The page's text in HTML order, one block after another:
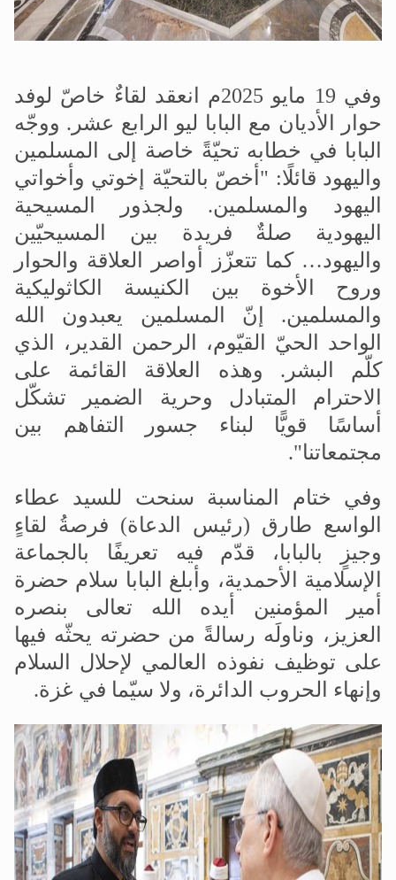
وفي 19 مايو 2025م انعقد لقاءٌ خاصّ لوفد
حوار الأديان مع البابا ليو الرابع عشر. ووجّه
البابا في خطابه تحيّةً خاصة إلى المسلمين
واليهود قائلًا: "أخصّ بالتحيّة إخوتي وأخواتي
اليهود والمسلمين. ولجذور المسيحية
اليهودية صلةٌ فريدة بين المسيحيّين
واليهود… كما تتعزّز أواصر العلاقة والحوار
وروح الأخوة بين الكنيسة الكاثوليكية
والمسلمين. إنّ المسلمين يعبدون الله
الواحد الحيّ القيّوم، الرحمن القدير، الذي
كلّم البشر. وهذه العلاقة القائمة على
الاحترام المتبادل وحرية الضمير تشكّل
أساسًا قويًّا لبناء جسور التفاهم بين
مجتمعاتنا".
وفي ختام المناسبة سنحت للسيد عطاء
الواسع طارق (رئيس الدعاة) فرصةُ لقاءٍ
وجيزٍ بالبابا، قدّم فيه تعريفًا بالجماعة
الإسلامية الأحمدية، وأبلغ البابا سلام حضرة
أمير المؤمنين أيده الله تعالى بنصره
العزيز، وناولَه رسالةً من حضرته يحثّه فيها
على توظيف نفوذه العالمي لإحلال السلام
وإنهاء الحروب الدائرة، ولا سيّما في غزة.